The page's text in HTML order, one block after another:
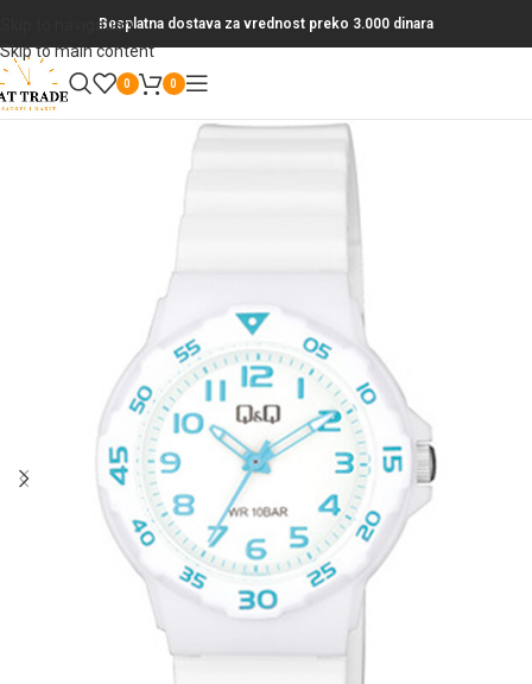
Skip to navigation
Skip to main content
Besplatna dostava za vrednost preko 3.000 dinara
0 0